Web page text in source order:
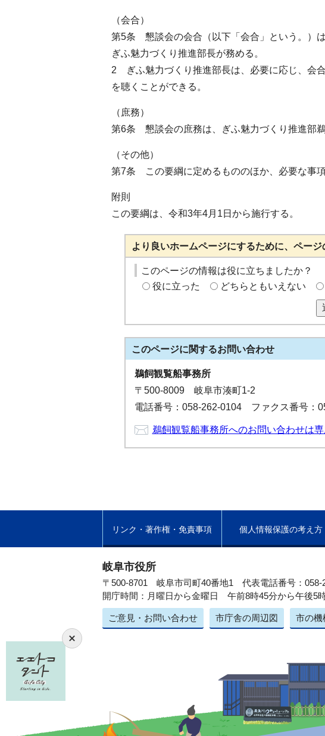
（会合）
第5条 懇談会の会合（以下「会合」という。）
ぎふ魅力づくり推進部長が務める。
2 ぎふ魅力づくり推進部長は、必要に応じ、会
を聴くことができる。
（庶務）
第6条 懇談会の庶務は、ぎふ魅力づくり推進部
（その他）
第7条 この要綱に定めるもののほか、必要な事項
附則
この要綱は、令和3年4月1日から施行する。
より良いホームページにするために、ページ
このページの情報は役に立ちましたか？
役に立った
どちらともいえない
このページに関するお問い合わせ
鵜飼観覧船事務所
〒500-8009 岐阜市湊町1-2
電話番号：058-262-0104 ファクス番号：
鵜飼観覧船事務所へのお問い合わせは
リンク・著作権・免責事項 個人情報保護の考え方
岐阜市役所
〒500-8701 岐阜市司町40番地1 代表電話番号：058-
開庁時間：月曜日から金曜日 午前8時45分から午後5
ご意見・お問い合わせ 市庁舎の周辺図 市の機